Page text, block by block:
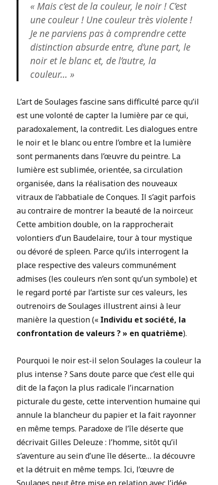
« Mais c’est de la couleur, le noir ! C’est
une couleur ! Une couleur très violente !
Je ne parviens pas à comprendre cette
distinction absurde entre, d’une part, le
noir et le blanc et, de l’autre, la
couleur… »
L’art de Soulages fascine sans difficulté parce qu’il
est une volonté de capter la lumière par ce qui,
paradoxalement, la contredit. Les dialogues entre
le noir et le blanc ou entre l’ombre et la lumière
sont permanents dans l’œuvre du peintre. La
lumière est sublimée, orientée, sa circulation
organisée, dans la réalisation des nouveaux
vitraux de l’abbatiale de Conques. Il s’agit parfois
au contraire de montrer la beauté de la noirceur.
Cette ambition double, on la rapprocherait
volontiers d’un Baudelaire, tour à tour mystique
ou dévoré de spleen. Parce qu’ils interrogent la
place respective des valeurs communément
admises (les couleurs n’en sont qu’un symbole) et
le regard porté par l’artiste sur ces valeurs, les
outrenoirs de Soulages illustrent ainsi à leur
manière la question (« Individu et société, la
confrontation de valeurs ? » en quatrième).
Pourquoi le noir est-il selon Soulages la couleur la
plus intense ? Sans doute parce que c’est elle qui
dit de la façon la plus radicale l’incarnation
picturale du geste, cette intervention humaine qui
annule la blancheur du papier et la fait rayonner
en même temps. Paradoxe de l’île déserte que
décrivait Gilles Deleuze : l’homme, sitôt qu’il
s’aventure au sein d’une île déserte… la découvre
et la détruit en même temps. Ici, l’œuvre de